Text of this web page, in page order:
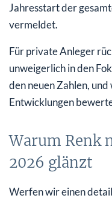
Jahresstart der
vermeldet.
Für private Anleger
unweigerlich in den
den neuen Zahlen,
Entwicklungen
Warum Renk
2026 glänzt
Werfen wir einen